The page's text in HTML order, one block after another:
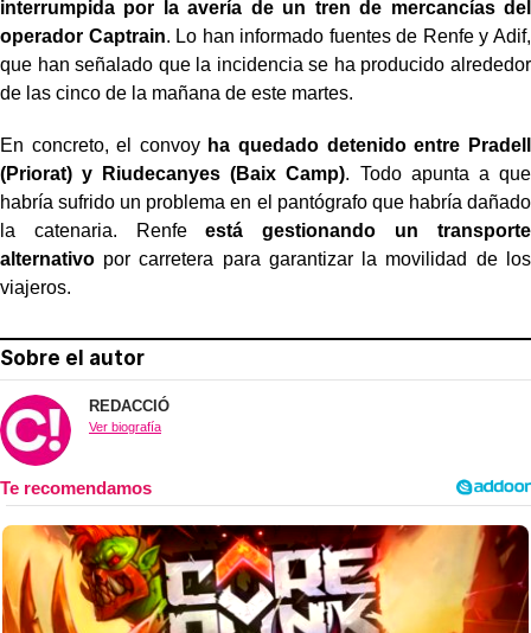
interrumpida por la avería de un tren de mercancías del
operador Captrain. Lo han informado fuentes de Renfe y Adif,
que han señalado que la incidencia se ha producido alrededor
de las cinco de la mañana de este martes.
En concreto, el convoy ha quedado detenido entre Pradell
(Priorat) y Riudecanyes (Baix Camp). Todo apunta a que
habría sufrido un problema en el pantógrafo que habría dañado
la catenaria. Renfeestá gestionando un transporte
alternativo por carretera para garantizar la movilidad de los
viajeros.
Sobre el autor
REDACCIÓ
Ver biografía